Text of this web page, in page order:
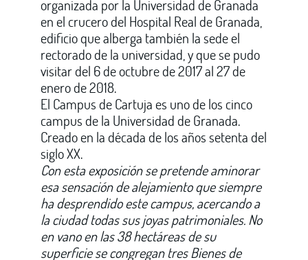
organizada por la Universidad de Granada
en el crucero del Hospital Real de Granada,
edificio que alberga también la sede el
rectorado de la universidad, y que se pudo
visitar del 6 de octubre de 2017 al 27 de
enero de 2018.
El Campus de Cartuja es uno de los cinco
campus de la Universidad de Granada.
Creado en la década de los años setenta del
siglo XX.
Con esta exposición se pretende aminorar
esa sensación de alejamiento que siempre
ha desprendido este campus, acercando a
la ciudad todas sus joyas patrimoniales. No
en vano en las 38 hectáreas de su
superficie se congregan tres Bienes de